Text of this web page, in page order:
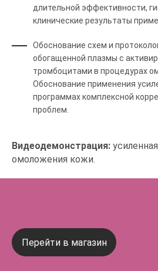
длительной эффективности,
клинические результаты
Обоснование схем и
обогащенной плазмы с
тромбоцитами в процедурах
Обоснование применения
программах комплексной
проблем.
Видеодемонстрация:
омоложения кожи.
Перейти в магазин